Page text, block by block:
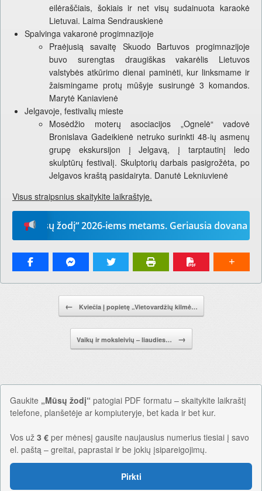
eilėraščiais, šokiais ir net visų sudainuota karaokė
Lietuvai. Laima Sendrauskienė
Spalvinga vakaronė progimnazijoje
Praėjusią savaitę Skuodo Bartuvos progimnazijoje
buvo surengtas draugiškas vakarėlis Lietuvos
valstybės atkūrimo dienai paminėti, kur linksmame ir
žaismingame protų mūšyje susirungė 3 komandos.
Marytė Kaniavienė
Jelgavoje, festivalių mieste
Mosėdžio moterų asociacijos „Ognelė“ vadovė
Bronislava Gadeikienė netruko surinkti 48-ių asmenų
grupę ekskursijon į Jelgavą, į tarptautinį ledo
skulptūrų festivalį. Skulptorių darbais pasigrožėta, po
Jelgavos kraštą pasidairyta. Danutė Lekniuvienė
Visus straipsnius skaitykite laikraštyje.
žodį“ 2026-iems metams. Geriausia dovana –
Pranešimo navigacija.
← Kviečia į popietę „Vietovardžių kilmė…
Vaikų ir moksleivių – liaudies… →
Gaukite „Mūsų žodį“ patogiai PDF formatu – skaitykite laikraštį
telefone, planšetėje ar kompiuteryje, bet kada ir bet kur.
Vos už 3 € per mėnesį gausite naujausius numerius tiesiai į savo
el. paštą – greitai, paprastai ir be jokių įsipareigojimų.
Pirkti